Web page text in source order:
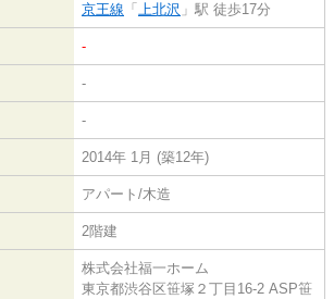
京王線 「 上北沢 」駅 徒歩17分
-
-
-
2014年 1月 (築12年)
アパート/木造
2階建
株式会社福一ホーム
東京都渋谷区笹塚２丁目16-2 ASP笹